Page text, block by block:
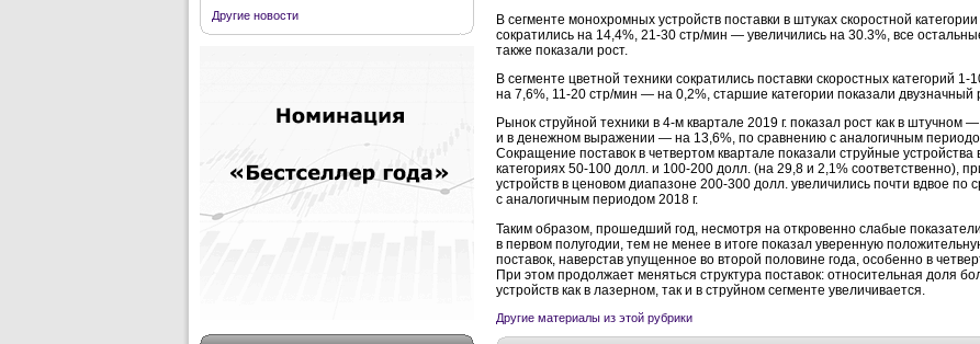
Другие новости
В сегменте монохромных устройств поставки в штуках скоростной
сократились на 14,4%, 21-30 стр/мин — увеличились на 30.3%, все
также показали рост.
В сегменте цветной техники сократились поставки скоростных категорий 1-
на 7,6%, 11-20 стр/мин — на 0,2%, старшие категории показали двузначный
Рынок струйной техники в 4-м квартале 2019 г. показал рост как в штучном
и в денежном выражении — на 13,6%, по сравнению с аналогичным
Сокращение поставок в четвертом квартале показали струйные устройства
категориях 50-100 долл. и 100-200 долл. (на 29,8 и 2,1% соответственно),
устройств в ценовом диапазоне 200-300 долл. увеличились почти вдвое по
с аналогичным периодом 2018 г.
Таким образом, прошедший год, несмотря на откровенно слабые
в первом полугодии, тем не менее в итоге показал уверенную
поставок, наверстав упущенное во второй половине года, особенно в
При этом продолжает меняться структура поставок: относительная доля
устройств как в лазерном, так и в струйном сегменте увеличивается.
Другие материалы из этой рубрики